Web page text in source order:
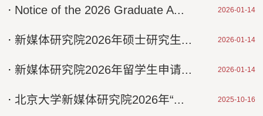
· Notice of the 2026 Graduate A... 2026-01-14
· 新媒体研究院2026年硕士研究生... 2026-01-14
· 新媒体研究院2026年留学生申请... 2026-01-14
· 北京大学新媒体研究院2026年“... 2025-10-16